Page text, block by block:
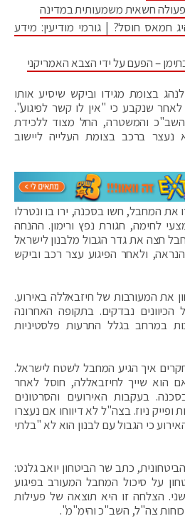
חשאית משמעותית במדינה
חמאס חוסל? | גורמי מודיעין: מידע
– הפעם על ידי הצבא האמריקני
בצומת מגידו וביקש שיסיע אותו
שנקבע כי "אין לו קשר לפיגוע".
והמשטרה, החל מצוד ללכידת
ברכב בצומת העלייה ליישוב
המחבל, חשו בסכנה, ירו בו ונטרלו
לחימה, חגורת נפץ ורימון. ההנחה
חצה את גדר הגבול מלבנון לישראל
ולאחר הפיגוע עצר רכב וביקש
את המעורבות של חיזבאללה באירוע.
הכיוונים נבדקים. בתקופה האחרונה
במרחב בגלל התרעות פלסטיניות
איך הגיע המחבל לשטח לישראל.
הוא שייך לחיזבאללה, חוסל לאחר
בעקבות האירועים והסרטונים
ניוז. בצה"ל לא דיווחו אם נעצרו
כי הגבול עם לבנון הוא לא "בלתי
כתב שר הביטחון יואב גלנט:
על סיכול המחבל המעורב בפיגוע
הצלחה זו היא תוצאה של פעילות
צה"ל, השב"כ והימ"מ".